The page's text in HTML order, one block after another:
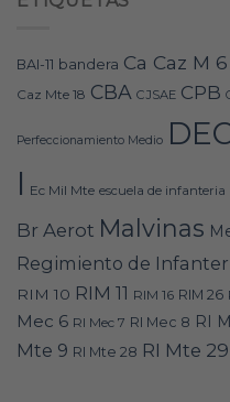
BAI-11 bandera Ca Caz M 6
Caz Mte 18 CBA CJSAE CPB
Perfeccionamiento Medio
I Ec Mil Mte escuela de infanteria
Br Aerot Malvinas
Regimiento de
RIM 10 RIM 11 RIM 16 RIM 26
Mec 6 RI Mec 7 RI Mec 8 RI
Mte 9 RI Mte 28 RI Mte 29